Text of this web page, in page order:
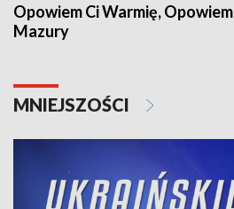
Opowiem Ci Warmię, Opowiem
Mazury
MNIEJSZOŚCI